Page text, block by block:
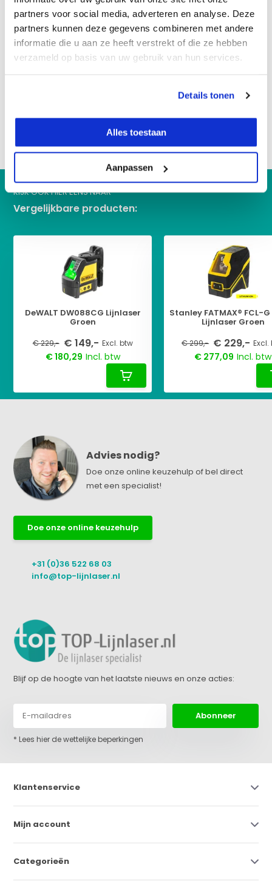
partners voor social media, adverteren en analyse. Deze
partners kunnen deze gegevens combineren met andere
informatie die u aan ze heeft verstrekt of die ze hebben
verzameld op basis van uw gebruik van hun services.
Details tonen
Alles toestaan
Aanpassen
Eigenschappen
Delen
KIJK OOK HIER EENS NAAR
Vergelijkbare producten:
DeWALT DW088CG Lijnlaser
Groen
€ 229,- € 149,- Excl. btw
€ 180,29 Incl. btw
Stanley FATMAX® FCL-
Lijnlaser Groen
€ 299,- € 229,- Excl.
€ 277,09 Incl. btw
Advies nodig?
Doe onze online keuzehulp of bel direct
met een specialist!
Doe onze online keuzehulp
+31 (0)36 522 68 03
info@top-lijnlaser.nl
Blijf op de hoogte van het laatste nieuws en onze acties:
Abonneer
* Lees hier de wettelijke beperkingen
Klantenservice
Mijn account
Categorieën